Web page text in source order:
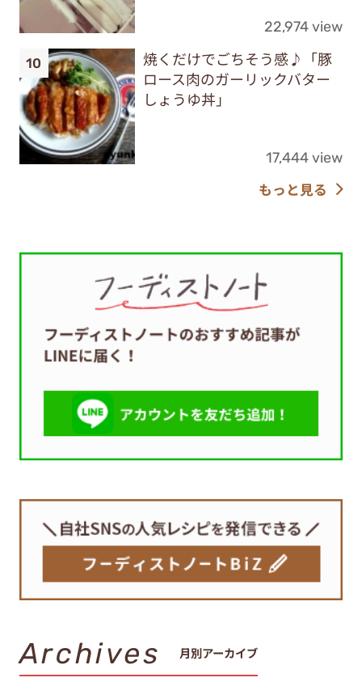
22,974 view
焼くだけでごちそう感♪「豚
ロース肉のガーリックバター
しょうゆ丼」
17,444 view
もっと見る
Archives 月別アーカイブ